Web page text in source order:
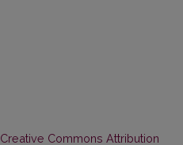
Creative Commons Attribution